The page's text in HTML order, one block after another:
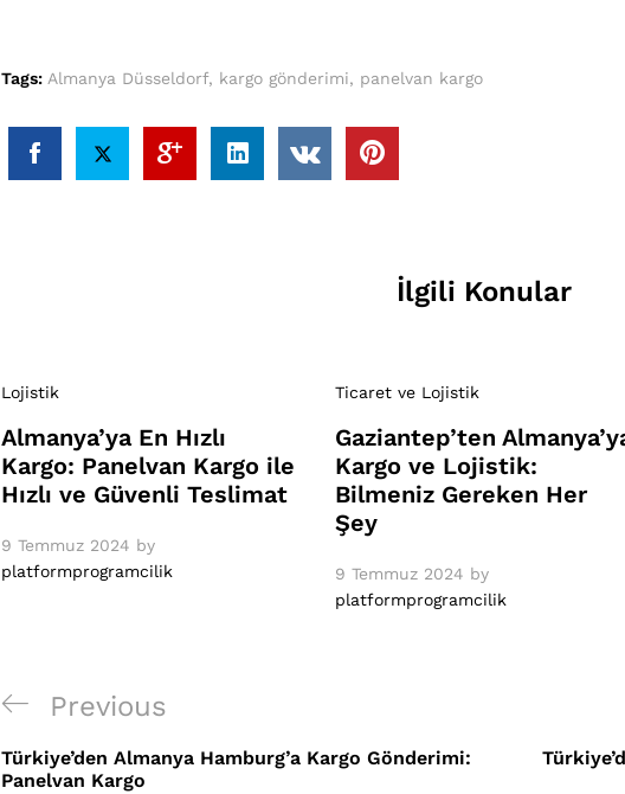
Tags: Almanya Düsseldorf, kargo gönderimi, panelvan kargo
İlgili Konular
Lojistik
Almanya’ya En Hızlı
Kargo: Panelvan Kargo ile
Hızlı ve Güvenli Teslimat
9 Temmuz 2024 by
platformprogramcilik
Ticaret ve Lojistik
Gaziantep’ten
Kargo ve Lojistik:
Bilmeniz Gereken Her
Şey
9 Temmuz 2024 by
platformprogramcilik
Yazı
gezinmesi
Previous
Post
Previous
Türkiye’den Almanya Hamburg’a Kargo Gönderimi:
Panelvan Kargo